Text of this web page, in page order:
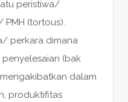
peristiwa/
(tortous).
perkara dimana
(bak
dalam
produktifitas